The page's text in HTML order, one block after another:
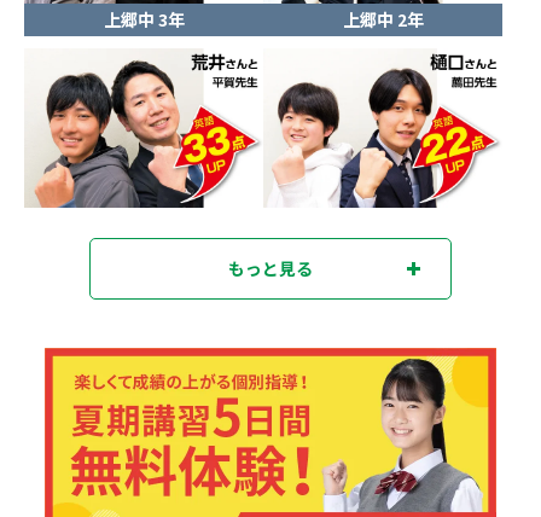
上郷中 3年 上郷中 2年
もっと見る